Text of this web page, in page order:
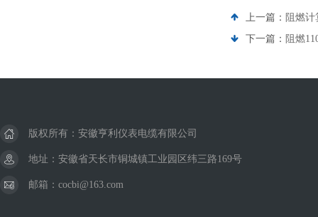
上一篇： 阻燃计
下一篇： 阻燃
版权所有：安徽亨利仪表电缆有限公司
地址：安徽省天长市铜城镇工业园区纬三路169号
邮箱：cocbi@163.com